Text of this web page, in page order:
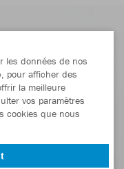
les données de nos
pour afficher des
la meilleure
vos paramètres
cookies que nous